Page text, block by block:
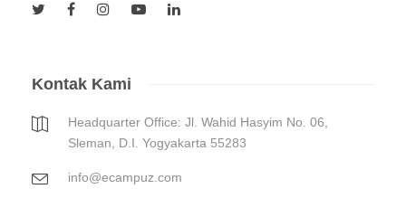
Kontak Kami
Headquarter Office: Jl. Wahid Hasyim No. 06,
Sleman, D.I. Yogyakarta 55283
info@ecampuz.com